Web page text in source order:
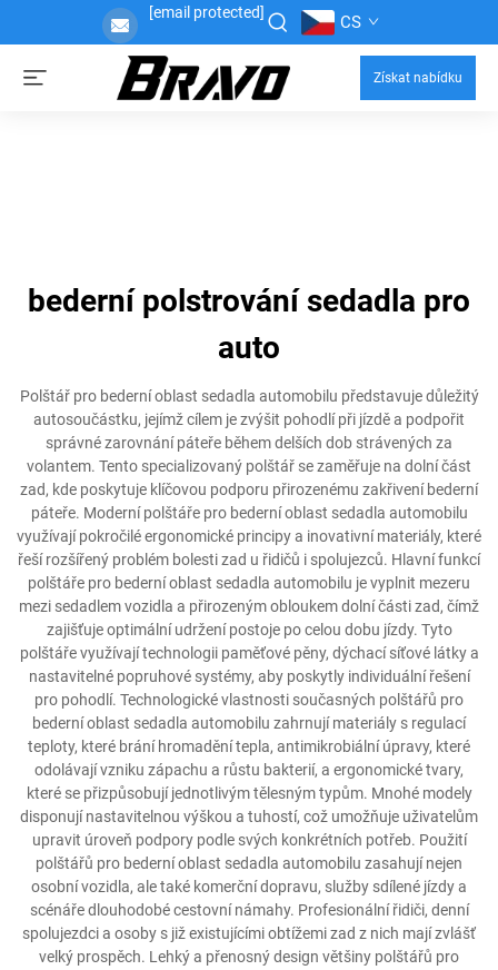
[email protected] CS
Získat nabídku
bederní polstrování sedadla pro
auto
Polštář pro bederní oblast sedadla automobilu představuje důležitý
autosoučástku, jejímž cílem je zvýšit pohodlí při jízdě a podpořit
správné zarovnání páteře během delších dob strávených za
volantem. Tento specializovaný polštář se zaměřuje na dolní část
zad, kde poskytuje klíčovou podporu přirozenému zakřivení bederní
páteře. Moderní polštáře pro bederní oblast sedadla automobilu
využívají pokročilé ergonomické principy a inovativní materiály, které
řeší rozšířený problém bolesti zad u řidičů i spolujezců. Hlavní funkcí
polštáře pro bederní oblast sedadla automobilu je vyplnit mezeru
mezi sedadlem vozidla a přirozeným obloukem dolní části zad, čímž
zajišťuje optimální udržení postoje po celou dobu jízdy. Tyto
polštáře využívají technologii paměťové pěny, dýchací síťové látky a
nastavitelné popruhové systémy, aby poskytly individuální řešení
pro pohodlí. Technologické vlastnosti současných polštářů pro
bederní oblast sedadla automobilu zahrnují materiály s regulací
teploty, které brání hromadění tepla, antimikrobiální úpravy, které
odolávají vzniku zápachu a růstu bakterií, a ergonomické tvary,
které se přizpůsobují jednotlivým tělesným typům. Mnohé modely
disponují nastavitelnou výškou a tuhostí, což umožňuje uživatelům
upravit úroveň podpory podle svých konkrétních potřeb. Použití
polštářů pro bederní oblast sedadla automobilu zasahují nejen
osobní vozidla, ale také komerční dopravu, služby sdílené jízdy a
scénáře dlouhodobé cestovní námahy. Profesionální řidiči, denní
spolujezdci a osoby s již existujícími obtížemi zad z nich mají zvlášť
velký prospěch. Lehký a přenosný design většiny polštářů pro